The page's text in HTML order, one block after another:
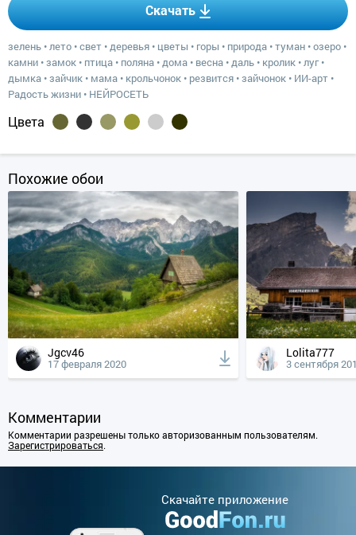
Скачать
зелень •лето •свет •деревья • цветы • горы • природа •туман •озеро •
камни •замок • птица • поляна •дома • весна •даль • кролик •луг•
дымка •зайчик • мама • крольчонок • резвится •зайчонок • ИИ-арт •
Радость жизни • НЕЙРОСЕТЬ
Цвета
Похожие обои
Jgcv46
17 февраля 2020
Lolita777
3 сентября
Комментарии
Комментарии разрешены только авторизованным пользователям.
Зарегистрироваться.
Cкачайте приложение